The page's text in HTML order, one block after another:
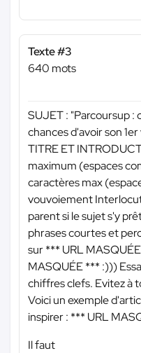
Texte #3
640 mots
SUJET : "Parcoursup
chances d'avoir son
TITRE ET
maximum (espaces
caractères max
vouvoiement
parent si le sujet s'y
phrases courtes et
sur*** URL
MASQUÉE *** :)))
chiffres clefs. Evitez à
Voici un exemple
inspirer : *** URL
Il faut